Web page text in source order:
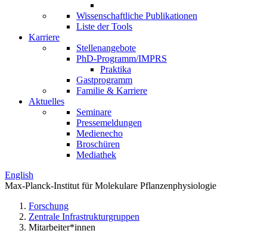
Wissenschaftliche Publikationen
Liste der Tools
Karriere
Stellenangebote
PhD-Programm/IMPRS
Praktika
Gastprogramm
Familie & Karriere
Aktuelles
Seminare
Pressemeldungen
Medienecho
Broschüren
Mediathek
English
Max-Planck-Institut für Molekulare Pflanzenphysiologie
Forschung
Zentrale Infrastrukturgruppen
Mitarbeiter*innen